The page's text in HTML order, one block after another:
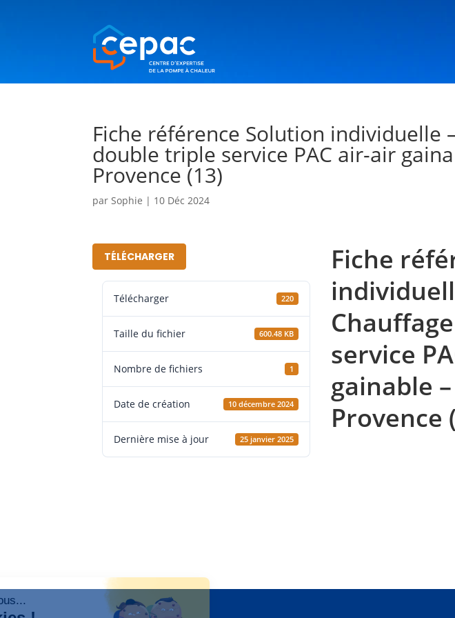
Fiche référence Solution individuelle
double triple service PAC air-air
Provence (13)
parSophie | 10 Déc 2024
TÉLÉCHARGER
Télécharger 220
Taille du fichier 600.48 KB
Nombre de fichiers 1
Date de création 10 décembre 2024
Dernière mise à jour 25 janvier 2025
Fiche
service
gainable
Provence